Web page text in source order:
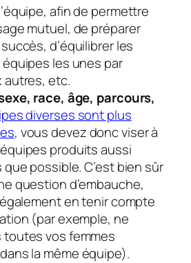
afin de permettre
mutuel, de préparer
d’équilibrer les
les unes par
autres, etc.
race, âge, parcours,
diverses sont plus
, vous devez donc viser à
produits aussi
possible. C’est bien sûr
question d’embauche,
en tenir compte
(par exemple, ne
vos femmes
la même équipe).